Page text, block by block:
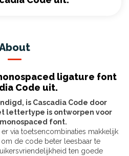
ligature font
Code uit.
is Cascadia Code door
lettertype is ontworpen voor
font.
via toetsencombinaties makkelijk
de code beter leesbaar te
ten goede